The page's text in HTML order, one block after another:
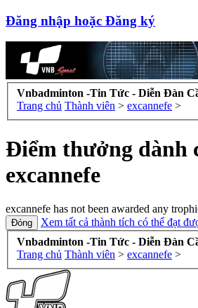
Đăng nhập hoặc Đăng ký
Vnbadminton -Tin Tức - Diễn Đàn
Trang chủ Thành viên > excannefe >
Điểm thưởng dành
excannefe
excannefe has not been awarded any
Xem tất cả thành tích có thể đạt
Vnbadminton -Tin Tức - Diễn Đàn
Trang chủ Thành viên > excannefe >